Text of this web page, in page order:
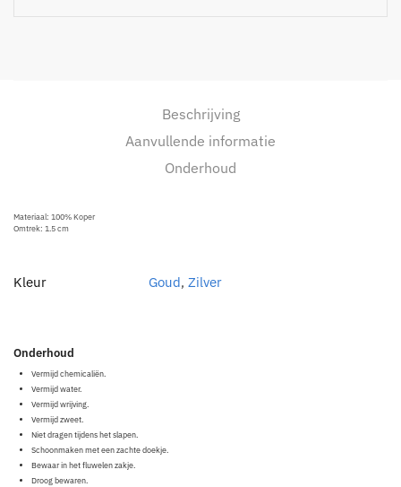
Beschrijving
Aanvullende informatie
Onderhoud
Materiaal: 100% Koper
Omtrek: 1.5 cm
Kleur Goud, Zilver
Onderhoud
Vermijd chemicaliën.
Vermijd water.
Vermijd wrijving.
Vermijd zweet.
Niet dragen tijdens het slapen.
Schoonmaken met een zachte doekje.
Bewaar in het fluwelen zakje.
Droog bewaren.